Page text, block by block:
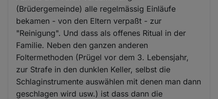
(Brüdergemeinde) alle regelmässig Einläufe
bekamen - von den Eltern verpaßt - zur
"Reinigung". Und dass als offenes Ritual in der
Familie. Neben den ganzen anderen
Foltermethoden (Prügel vor dem 3. Lebensjahr,
zur Strafe in den dunklen Keller, selbst die
Schlaginstrumente auswählen mit denen man dann
geschlagen wird usw.) ist dass dann die